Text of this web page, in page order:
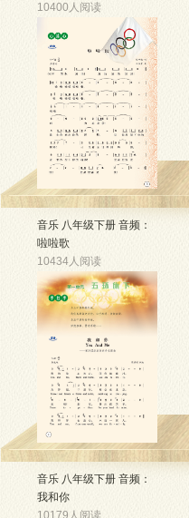
10400人阅读
音乐 八年级下册 音频：
啦啦歌
10434人阅读
音乐 八年级下册 音频：
我和你
10179人阅读